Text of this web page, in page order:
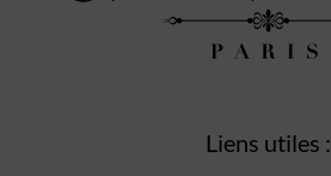
Liens utiles :